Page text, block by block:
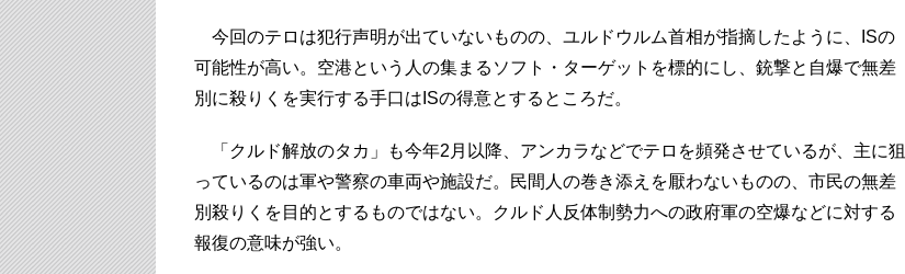
今回のテロは犯行声明が出ていないものの、ユルドウルム首相が指摘したように、ISの
可能性が高い。空港という人の集まるソフト・ターゲットを標的にし、銃撃と自爆で無差
別に殺りくを実行する手口はISの得意とするところだ。
「クルド解放のタカ」も今年2月以降、アンカラなどでテロを頻発させているが、主に狙
っているのは軍や警察の車両や施設だ。民間人の巻き添えを厭わないものの、市民の無差
別殺りくを目的とするものではない。クルド人反体制勢力への政府軍の空爆などに対する
報復の意味が強い。